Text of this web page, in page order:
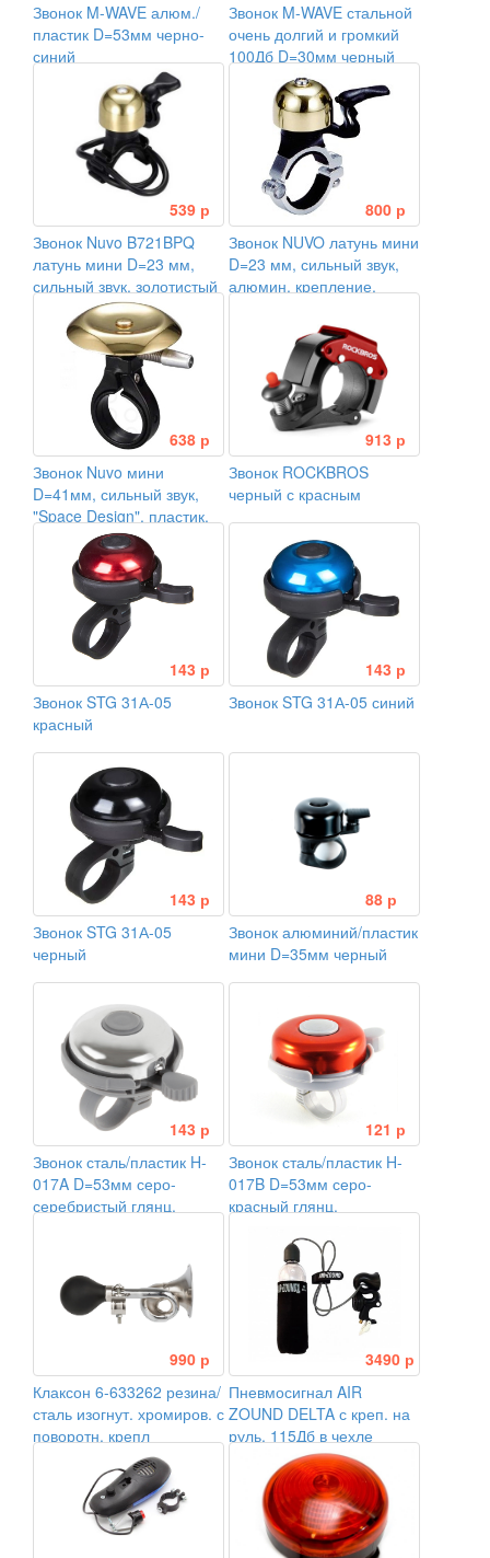
Звонок M-WAVE алюм./
пластик D=53мм черно-
синий
Звонок M-WAVE стальной
очень долгий и громкий
100Дб D=30мм черный
539 р
Звонок Nuvo B721BPQ
латунь мини D=23 мм,
сильный звук, золотистый
800 р
Звонок NUVO латунь мини
D=23 мм, сильный звук,
алюмин. крепление,
638 р
Звонок Nuvo мини
D=41мм, сильный звук,
"Space Design", пластик.
крепление, золотистый
913 р
Звонок ROCKBROS
черный с красным
143 р
Звонок STG 31А-05
красный
143 р
Звонок STG 31А-05 синий
143 р
Звонок STG 31А-05
черный
88 р
Звонок алюминий/пластик
мини D=35мм черный
143 р
Звонок сталь/пластик H-
017A D=53мм серо-
серебристый глянц.
121 р
Звонок сталь/пластик H-
017B D=53мм серо-
красный глянц.
990 р
Клаксон 6-633262 резина/
сталь изогнут. хромиров. с
поворотн. крепл
3490 р
Пневмосигнал AIR
ZOUND DELTA с креп. на
руль, 115Дб в чехле